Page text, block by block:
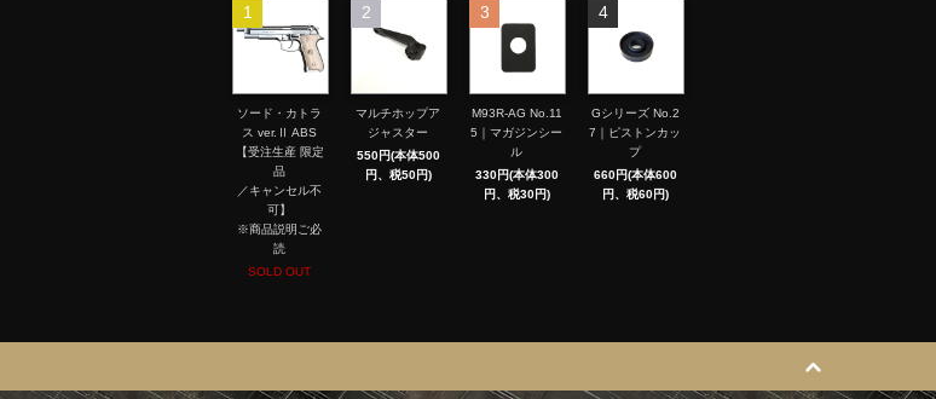
1
ソード・カトラ
ス ver.Ⅱ ABS
【受注生産 限定
品
／キャンセル不
可】
※商品説明ご必
読
SOLD OUT
2
マルチホップア
ジャスター
550円(本体500
円、税50円)
3
M93R-AG No.11
5｜マガジンシー
ル
330円(本体300
円、税30円)
4
Gシリーズ No.2
7｜ピストンカッ
プ
660円(本体600
円、税60円)